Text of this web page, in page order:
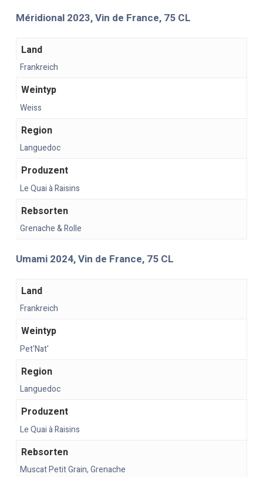
Méridional 2023, Vin de France, 75 CL
Land
Frankreich
Weintyp
Weiss
Region
Languedoc
Produzent
Le Quai à Raisins
Rebsorten
Grenache & Rolle
Umami 2024, Vin de France, 75 CL
Land
Frankreich
Weintyp
Pet'Nat'
Region
Languedoc
Produzent
Le Quai à Raisins
Rebsorten
Muscat Petit Grain, Grenache